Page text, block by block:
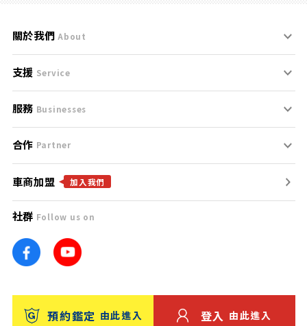
關於我們 About
刊登規範
服務條款
免責聲明
隱私權政策
團隊
車訊網
台灣優良中古車商大獎
支援 Service
支援中心
聯絡我們
服務 Businesses
什麼是Goo鑑定？
找好車
找好店
找海外車
消費者評價
合作 Partner
合作夥伴
廣告合作
車商加盟 加入我們
社群 Follow us on
預約鑑定 由此進入 登入 由此進入